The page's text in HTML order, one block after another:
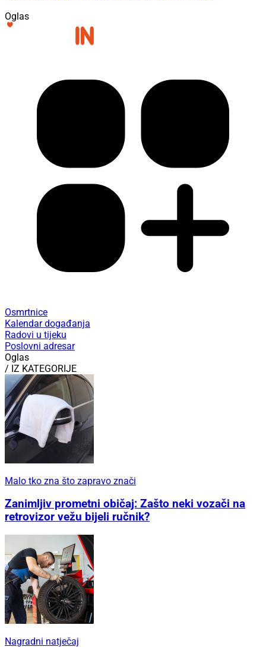
Oglas
Osmrtnice
Kalendar događanja
Radovi u tijeku
Poslovni adresar
Oglas
/ IZ KATEGORIJE
Malo tko zna što zapravo znači
Zanimljiv prometni običaj: Zašto neki vozači na
retrovizor vežu bijeli ručnik?
Nagradni natječaj